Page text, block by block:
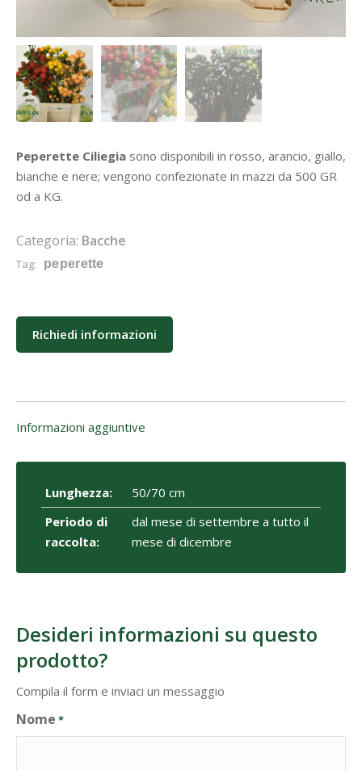
Peperette Ciliegia sono disponibili in rosso, arancio, giallo,
bianche e nere; vengono confezionate in mazzi da 500 GR
od a KG.
Categoria: Bacche
Tag: peperette
Richiedi informazioni
Informazioni aggiuntive
Lunghezza:
50/70 cm
Periodo di
raccolta:
dal mese di settembre a tutto il
mese di dicembre
Desideri informazioni su questo
prodotto?
Compila il form e inviaci un messaggio
Nome *